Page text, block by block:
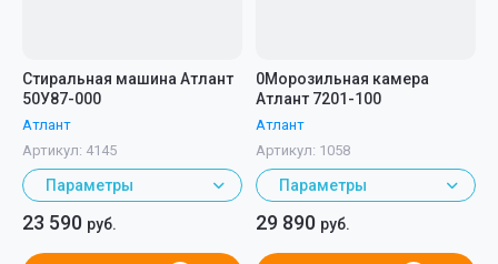
Стиральная машина Атлант
50У87-000
Атлант
Артикул: 4145
Параметры
23 590 руб.
0Морозильная камера
Атлант 7201-100
Атлант
Артикул: 1058
Параметры
29 890 руб.